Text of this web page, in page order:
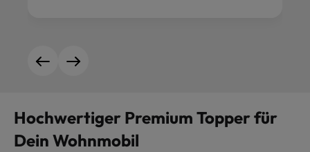
Hochwertiger Premium Topper für
Dein Wohnmobil